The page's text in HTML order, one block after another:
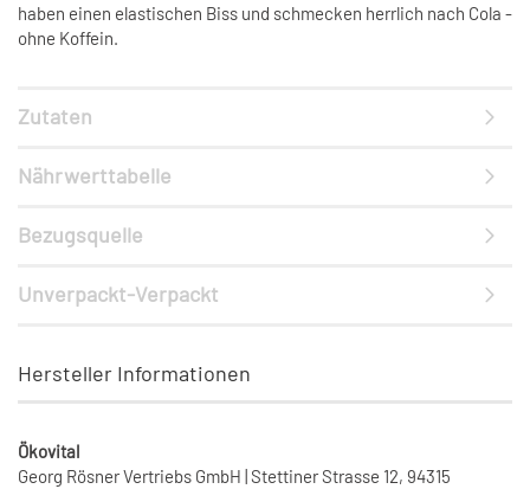
haben einen elastischen Biss und schmecken herrlich nach Cola -
ohne Koffein.
Zutaten
Nährwerttabelle
Bezugsquelle
Unverpackt-Verpackt
Hersteller Informationen
Ökovital
Georg Rösner Vertriebs GmbH | Stettiner Strasse 12, 94315